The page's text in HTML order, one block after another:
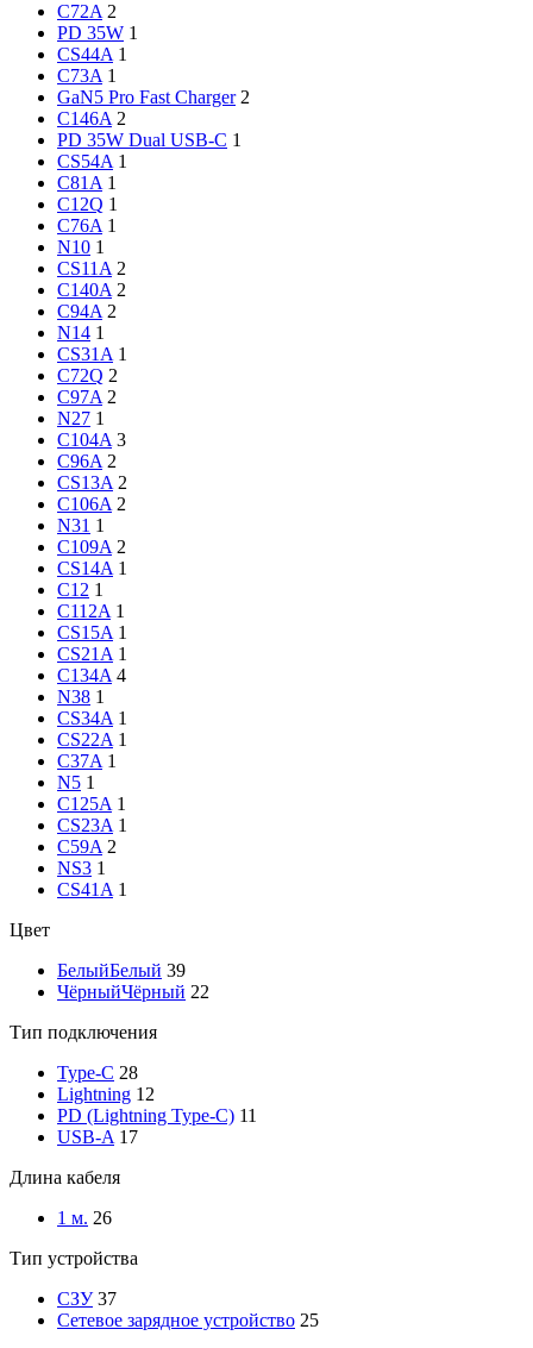
C72A 2
PD 35W 1
CS44A 1
C73A 1
GaN5 Pro Fast Charger 2
C146A 2
PD 35W Dual USB-C 1
CS54A 1
C81A 1
C12Q 1
C76A 1
N10 1
CS11A 2
C140A 2
C94A 2
N14 1
CS31A 1
C72Q 2
C97A 2
N27 1
C104A 3
C96A 2
CS13A 2
C106A 2
N31 1
C109A 2
CS14A 1
C12 1
C112A 1
CS15A 1
CS21A 1
C134A 4
N38 1
CS34A 1
CS22A 1
C37A 1
N5 1
C125A 1
CS23A 1
C59A 2
NS3 1
CS41A 1
Цвет
БелыйБелый 39
ЧёрныйЧёрный 22
Тип подключения
Type-C 28
Lightning 12
PD (Lightning Type-C) 11
USB-A 17
Длина кабеля
1 м. 26
Тип устройства
СЗУ 37
Сетевое зарядное устройство 25